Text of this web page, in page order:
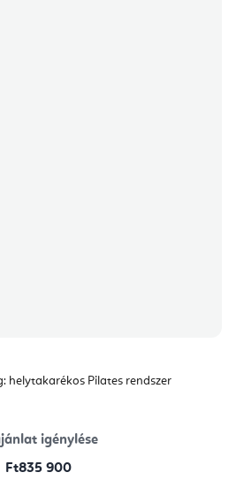
helytakarékos Pilates rendszer
igénylése
Ft835 900